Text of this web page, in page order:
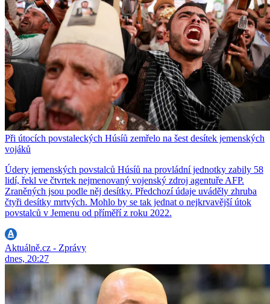
Při útocích povstaleckých Húsíů zemřelo na šest desítek jemenských
vojáků
Údery jemenských povstalců Húsíů na provládní jednotky zabily 58
lidí, řekl ve čtvrtek nejmenovaný vojenský zdroj agentuře AFP.
Zraněných jsou podle něj desítky. Předchozí údaje uváděly zhruba
čtyři desítky mrtvých. Mohlo by se tak jednat o nejkrvavější útok
povstalců v Jemenu od příměří z roku 2022.
Aktuálně.cz - Zprávy
dnes, 20:27